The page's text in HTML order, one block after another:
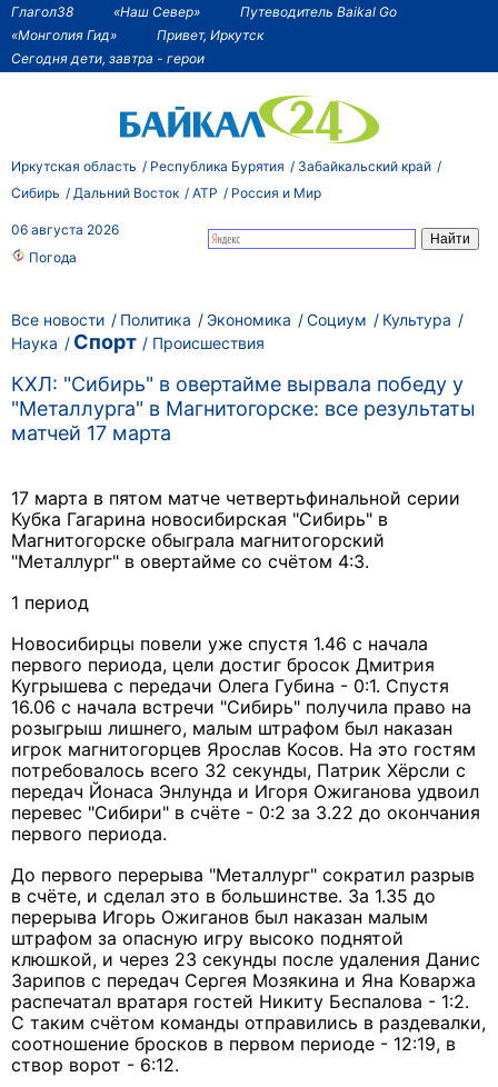
Глагол38 «Наш Север»
Путеводитель Baikal Go
«Монголия Гид»
Привет, Иркутск
Сегодня дети, завтра - герои
Иркутская область Республика Бурятия
Забайкальский край
Сибирь
Дальний Восток АТР Россия и Мир
06 августа 2026
Погода
Все новости Политика Экономика Социум
Культура
Наука
Спорт Происшествия
КХЛ: "Сибирь" в овертайме вырвала победу у
"Металлурга" в Магнитогорске: все результаты
матчей 17 марта
17 марта в пятом матче четвертьфинальной серии
Кубка Гагарина новосибирская "Сибирь" в
Магнитогорске обыграла магнитогорский
"Металлург" в овертайме со счётом 4:3.
1 период
Новосибирцы повели уже спустя 1.46 с начала
первого периода, цели достиг бросок Дмитрия
Кугрышева с передачи Олега Губина - 0:1. Спустя
16.06 с начала встречи "Сибирь" получила право на
розыгрыш лишнего, малым штрафом был наказан
игрок магнитогорцев Ярослав Косов. На это гостям
потребовалось всего 32 секунды, Патрик Хёрсли с
передач Йонаса Энлунда и Игоря Ожиганова удвоил
перевес "Сибири" в счёте - 0:2 за 3.22 до окончания
первого периода.
До первого перерыва "Металлург" сократил разрыв
в счёте, и сделал это в большинстве. За 1.35 до
перерыва Игорь Ожиганов был наказан малым
штрафом за опасную игру высоко поднятой
клюшкой, и через 23 секунды после удаления Данис
Зарипов с передач Сергея Мозякина и Яна Коваржа
распечатал вратаря гостей Никиту Беспалова - 1:2.
С таким счётом команды отправились в раздевалки,
соотношение бросков в первом периоде - 12:19, в
створ ворот - 6:12.